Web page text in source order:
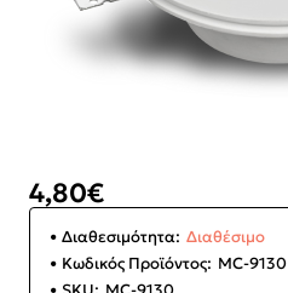
4,80€
Διαθεσιμότητα: Διαθέσιμο
Κωδικός Προϊόντος: MC-9130